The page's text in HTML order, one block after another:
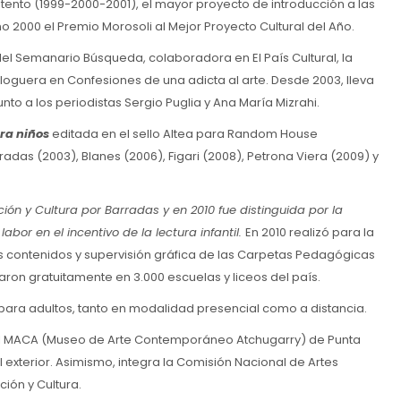
(1999-2000-2001), el mayor proyecto de introducción a las
el Premio Morosoli al Mejor Proyecto Cultural del Año.
Semanario Búsqueda, colaboradora en El País Cultural, la
en Confesiones de una adicta al arte. Desde 2003, lleva
a los periodistas Sergio Puglia y Ana María Mizrahi.
niñoseditada en el sello Altea para Random House
(2003), Blanes (2006), Figari (2008), Petrona Viera (2009) y
y Cultura por Barradas y en 2010 fue distinguida por la
en el incentivo de la lectura infantil.En 2010 realizó para la
contenidos y supervisión gráfica de las Carpetas Pedagógicas
gratuitamente en 3.000 escuelas y liceos del país.
adultos, tanto en modalidad presencial como a distancia.
(Museo de Arte Contemporáneo Atchugarry) de Punta
Asimismo, integra la Comisión Nacional de Artes
y Cultura.